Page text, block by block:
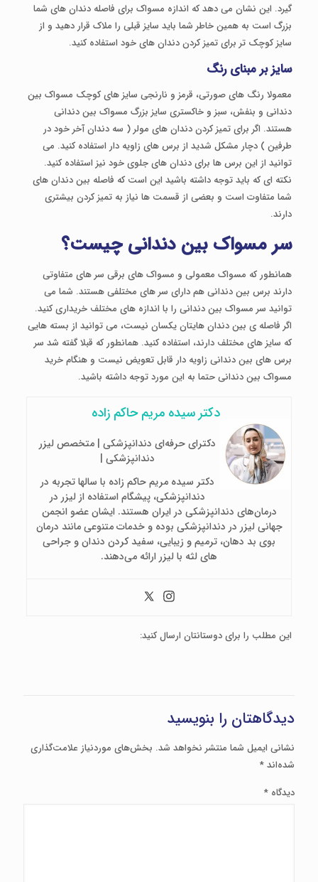
گیرد. این نشان می دهد که اندازه مسواک برای فاصله دندان های شما
بزرگ است به همین خاطر شما باید سایز قبلی را ملاک قرار دهید و از
سایز کوچک تر برای تمیز کردن دندان های خود استفاده کنید.
سایز بر مبنای رنگ
معمولا رنگ های صورتی، قرمز و نارنجی سایز های کوچک مسواک بین
دندانی و بنفش، سبز و خاکستری سایز بزرگ مسواک بین دندانی
هستند. اگر برای تمیز کردن دندان های مولر ( سه دندان آخر خود در
طرفین ) دچار مشکل شدید از برس های زاویه دار استفاده کنید. می
توانید از این برس ها برای دندان های جلوی خود نیز استفاده کنید.
نکته ای که باید توجه داشته باشید این است که فاصله بین دندان های
شما متفاوت است و بعضی از قسمت ها نیاز به تمیز کردن بیشتری
دارند.
سر مسواک بین دندانی چیست؟
همانطور که مسواک معمولی و مسواک های برقی سر های متفاوتی
دارند برس بین دندانی هم دارای سر های مختلفی هستند. شما می
توانید سر مسواک بین دندانی را با اندازه های مختلف خریداری کنید.
اگر فاصله ی بین دندان هایتان یکسان نیست، می توانید از بسته هایی
که سایز های مختلف دارند، استفاده کنید. همانطور که قبلا گفته شد سر
برس های بین دندانی زاویه دار قابل تعویض نیست و هنگام خرید
مسواک بین دندانی حتما به این مورد توجه داشته باشید.
دکتر سیده مریم حاکم زاده
دکترای حرفه‌ای دندانپزشکی | متخصص لیزر
دندانپزشکی |
دکتر سیده مریم حاکم زاده با سالها تجربه در
دندانپزشکی، پیشگام استفاده از لیزر در
درمان‌های دندانپزشکی در ایران هستند. ایشان عضو انجمن
جهانی لیزر در دندانپزشکی بوده و خدمات متنوعی مانند درمان
بوی بد دهان، ترمیم و زیبایی، سفید کردن دندان و جراحی
های لثه با لیزر ارائه می‌دهند.
این مطلب را برای دوستانتان ارسال کنید:
دیدگاهتان را بنویسید
نشانی ایمیل شما منتشر نخواهد شد. بخش‌های موردنیاز علامت‌گذاری
شده‌اند*
دیدگاه *